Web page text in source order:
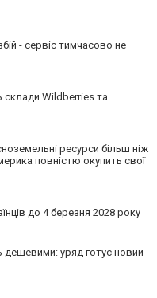
- сервіс тимчасово не
Wildberries та
ресурси більш ніж
повністю окупить свої
до 4 березня 2028 року
дешевими: уряд готує новий